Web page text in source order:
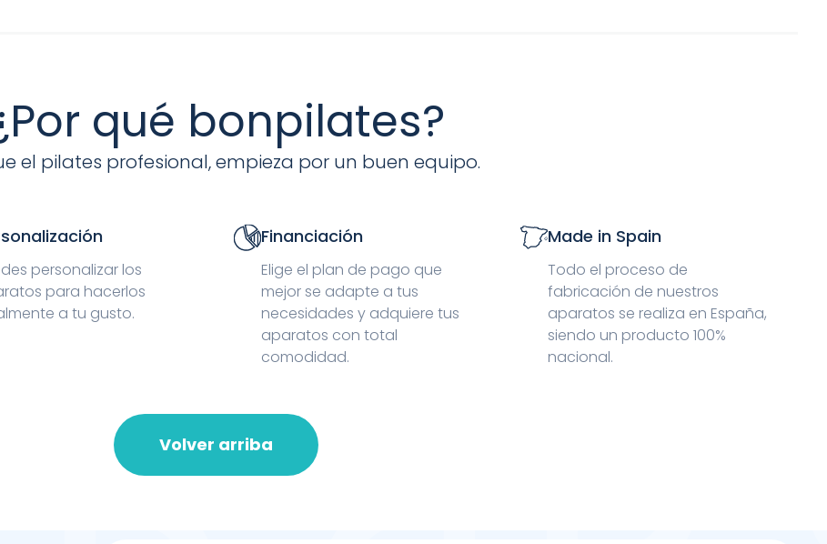
qué bonpilates?
el pilates profesional, empieza por un buen equipo.
personalizar los
para hacerlos
a tu gusto.
Financiación
Elige el plan de pago que
mejor se adapte a tus
necesidades y adquiere tus
aparatos con total
comodidad.
Made in Spain
Todo el proceso de
fabricación de nuestros
aparatos se realiza en España,
siendo un producto 100%
nacional.
Volver arriba